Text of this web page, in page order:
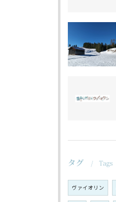
タグ Tags
ヴァイオリン